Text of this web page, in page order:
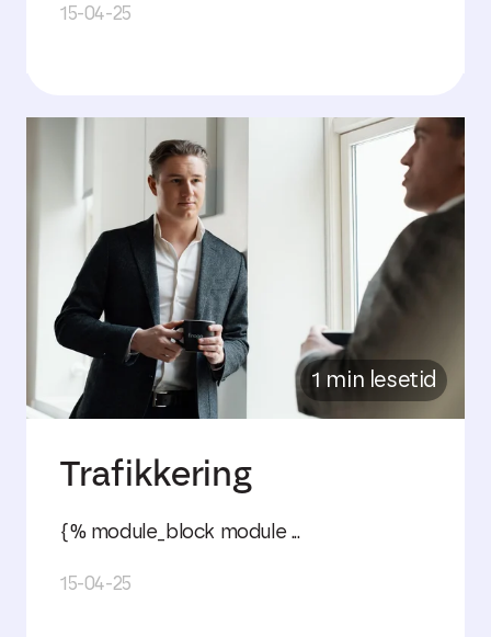
15-04-25
1 min lesetid
Trafikkering
{% module_block module ...
15-04-25